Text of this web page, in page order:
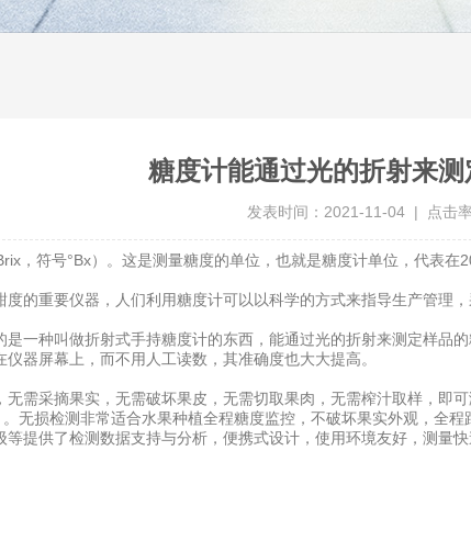
糖度计能通过光的折射来
发表时间：2021-11-04 | 点击
符号°Bx）。这是测量糖度的单位，也就是糖度计单位，代表在
重要仪器，人们利用糖度计可以以科学的方式来指导生产管理，
种叫做折射式手持糖度计的东西，能通过光的折射来测定样品
器屏幕上，而不用人工读数，其准确度也大大提高。
采摘果实，无需破坏果皮，无需切取果肉，无需榨汁取样，即
无损检测非常适合水果种植全程糖度监控，不破坏果实外观，全
提供了检测数据支持与分析，便携式设计，使用环境友好，测量